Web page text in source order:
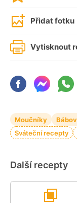
Přidat fotku
Vytisknout
Moučníky
Sváteční recepty
Další recepty